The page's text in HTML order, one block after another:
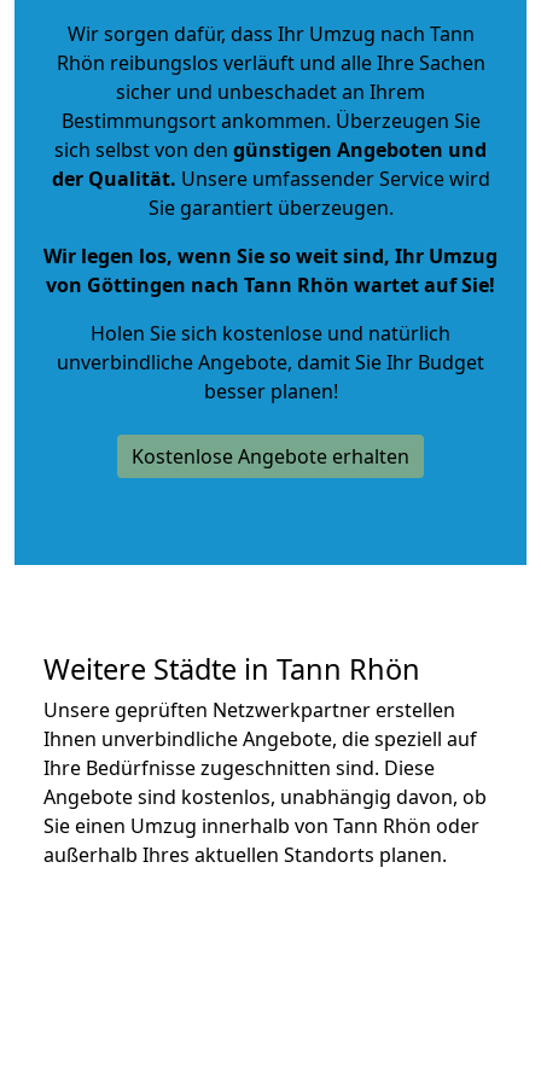
Wir sorgen dafür, dass Ihr Umzug nach Tann
Rhön reibungslos verläuft und alle Ihre Sachen
sicher und unbeschadet an Ihrem
Bestimmungsort ankommen. Überzeugen Sie
sich selbst von den günstigen Angeboten und
der Qualität. Unsere umfassender Service wird
Sie garantiert überzeugen.
Wir legen los, wenn Sie so weit sind, Ihr Umzug
von Göttingen nach Tann Rhön wartet auf Sie!
Holen Sie sich kostenlose und natürlich
unverbindliche Angebote, damit Sie Ihr Budget
besser planen!
Kostenlose Angebote erhalten
Weitere Städte in Tann Rhön
Unsere geprüften Netzwerkpartner erstellen
Ihnen unverbindliche Angebote, die speziell auf
Ihre Bedürfnisse zugeschnitten sind. Diese
Angebote sind kostenlos, unabhängig davon, ob
Sie einen Umzug innerhalb von Tann Rhön oder
außerhalb Ihres aktuellen Standorts planen.